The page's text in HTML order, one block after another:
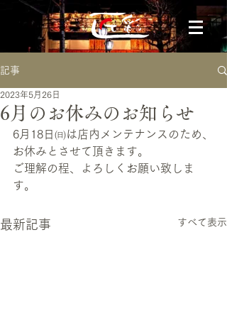
記事
6月のお休みのお知らせ
2023年5月26日
6月18日㈰は店内メンテナンスのため、
お休みとさせて頂きます。
ご理解の程、よろしくお願い致しま
す。
最新記事 すべて表示